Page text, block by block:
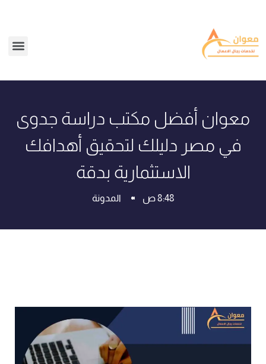
معوان أفضل مكتب دراسة جدوى
في مصر دليلك لتحقيق أهدافك
الاستثمارية بدقة
8:48 ص المدونة